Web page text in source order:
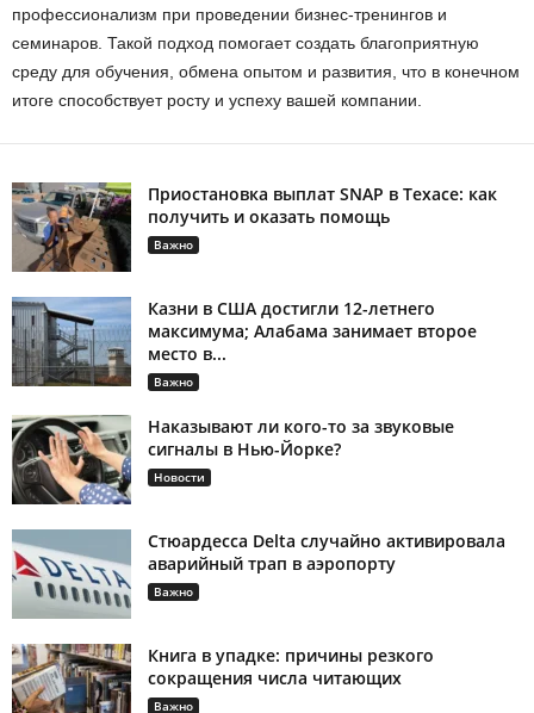
профессионализм при проведении бизнес-тренингов и
семинаров. Такой подход помогает создать благоприятную
среду для обучения, обмена опытом и развития, что в конечном
итоге способствует росту и успеху вашей компании.
Приостановка выплат SNAP в Техасе: как
получить и оказать помощь
Важно
Казни в США достигли 12-летнего
максимума; Алабама занимает второе
место в...
Важно
Наказывают ли кого-то за звуковые
сигналы в Нью-Йорке?
Новости
Стюардесса Delta случайно активировала
аварийный трап в аэропорту
Важно
Книга в упадке: причины резкого
сокращения числа читающих
Важно